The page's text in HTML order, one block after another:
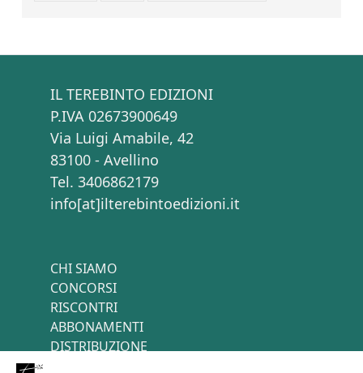
IL TEREBINTO EDIZIONI
P.IVA 02673900649
Via Luigi Amabile, 42
83100 - Avellino
Tel. 3406862179
info[at]ilterebintoedizioni.it
CHI SIAMO
CONCORSI
RISCONTRI
ABBONAMENTI
DISTRIBUZIONE